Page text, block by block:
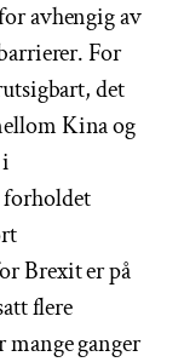
avhengig av
For
det
Kina og
i
Brexit er på
flere
mange ganger